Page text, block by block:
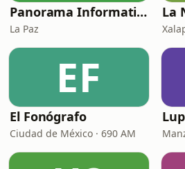
Panorama Informativo
La Paz
La
EF
El Fonógrafo
Ciudad de México · 690 AM